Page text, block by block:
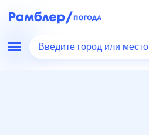
Введите город или место